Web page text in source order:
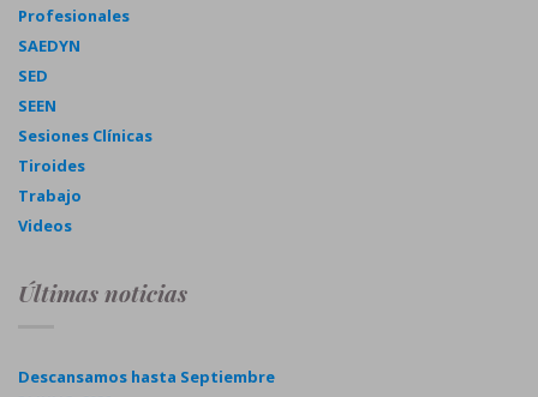
Profesionales
SAEDYN
SED
SEEN
Sesiones Clínicas
Tiroides
Trabajo
Videos
Últimas noticias
Descansamos hasta Septiembre